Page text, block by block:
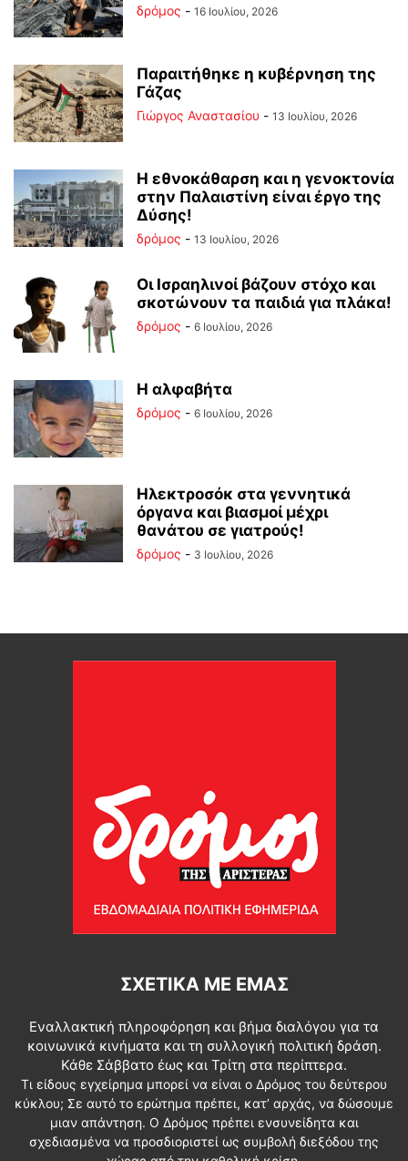
δρόμος - 16 Ιουλίου, 2026
Παραιτήθηκε η κυβέρνηση της
Γάζας
Γιώργος Αναστασίου - 13 Ιουλίου, 2026
Η εθνοκάθαρση και η γενοκτονία
στην Παλαιστίνη είναι έργο της
Δύσης!
δρόμος - 13 Ιουλίου, 2026
Οι Ισραηλινοί βάζουν στόχο και
σκοτώνουν τα παιδιά για πλάκα!
δρόμος - 6 Ιουλίου, 2026
Η αλφαβήτα
δρόμος - 6 Ιουλίου, 2026
Ηλεκτροσόκ στα γεννητικά
όργανα και βιασμοί μέχρι
θανάτου σε γιατρούς!
δρόμος - 3 Ιουλίου, 2026
ΣΧΕΤΙΚΆ ΜΕ ΕΜΆΣ
Εναλλακτική πληροφόρηση και βήμα διαλόγου για τα
κοινωνικά κινήματα και τη συλλογική πολιτική δράση.
Κάθε Σάββατο έως και Τρίτη στα περίπτερα.
Τι είδους εγχείρημα μπορεί να είναι ο Δρόμος του δεύτερου
κύκλου; Σε αυτό το ερώτημα πρέπει, κατ’ αρχάς, να δώσουμε
μιαν απάντηση. Ο Δρόμος πρέπει ενσυνείδητα και
σχεδιασμένα να προσδιοριστεί ως συμβολή διεξόδου της